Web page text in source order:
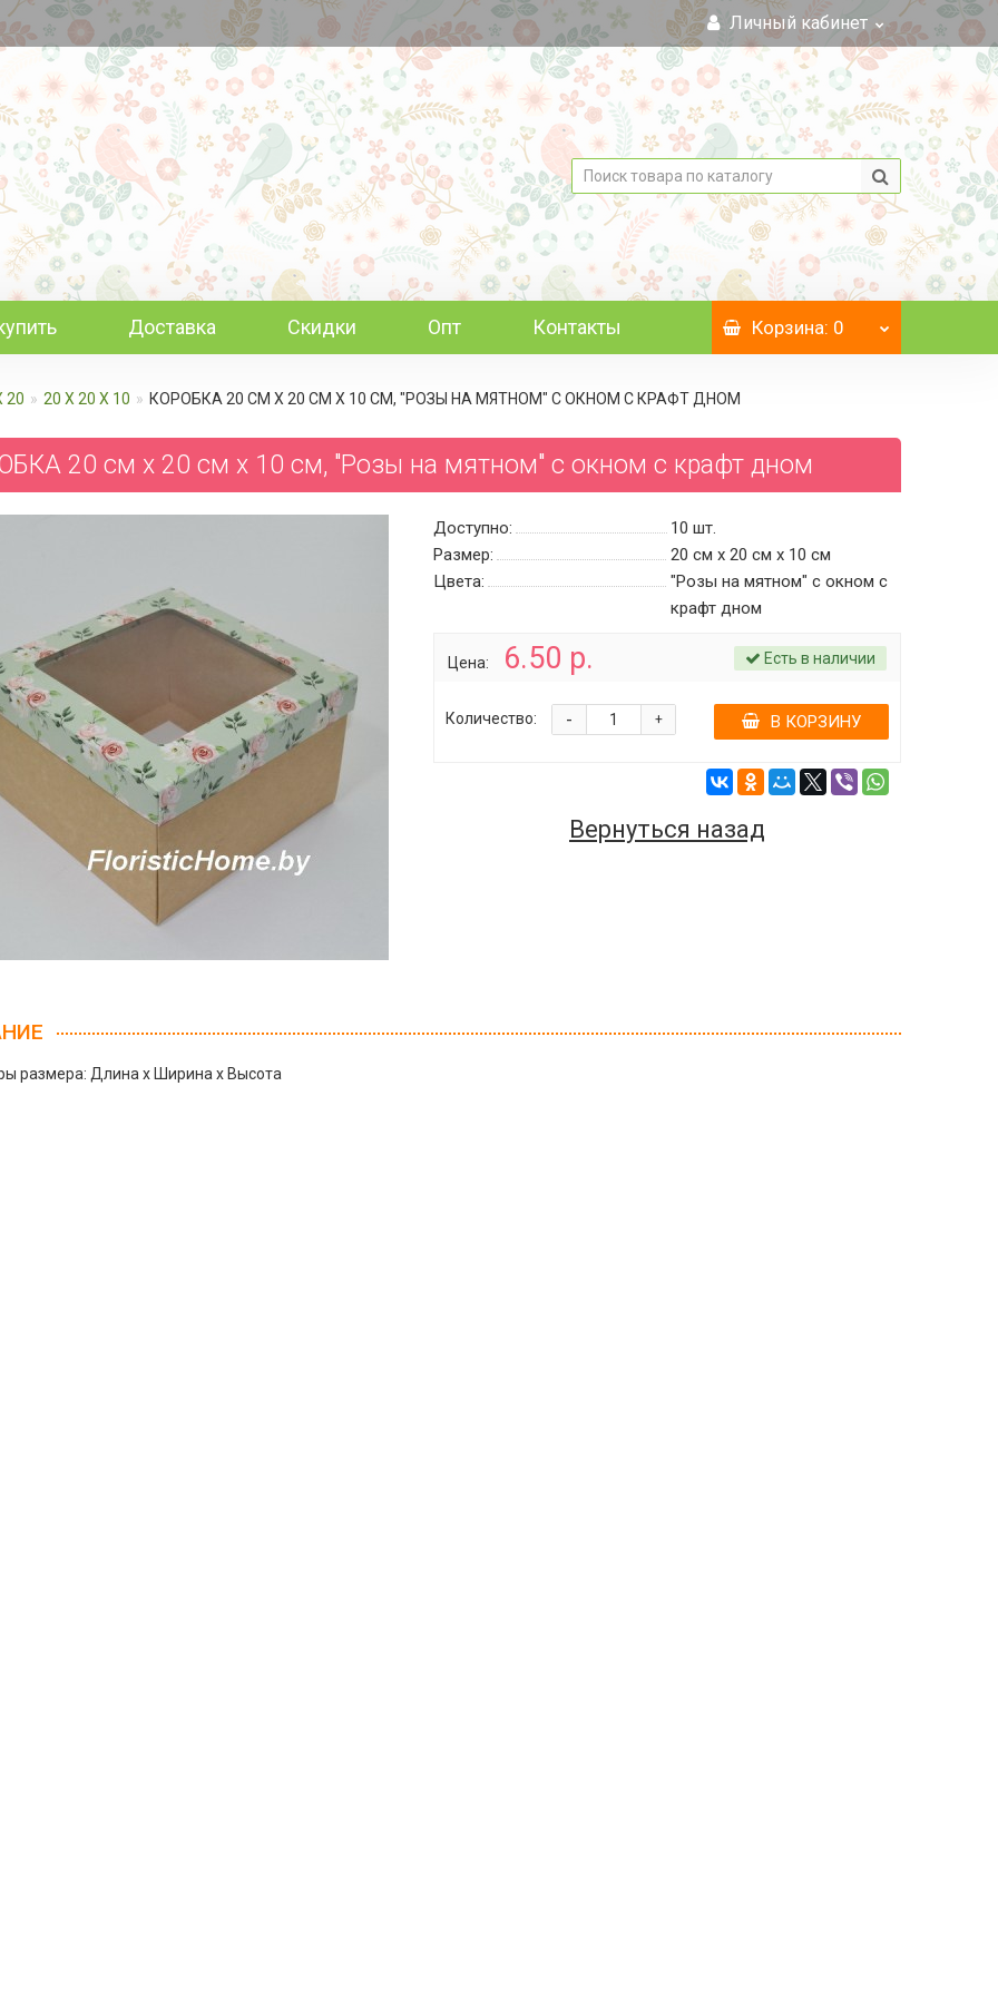
Личный кабинет
Доставка Скидки Опт Контакты Корзина: 0
20 20 Х 20 Х 10 КОРОБКА 20 СМ Х 20 СМ Х 10 СМ, "РОЗЫ НА МЯТНОМ" С ОКНОМ C КРАФТ ДНОМ
20 см х 20 см х 10 см, "Розы на мятном" с окном c крафт дном
Доступно: 10 шт.
Размер:
20 см х 20 см х 10 см
Цвета:
"Розы на мятном" с окном c
крафт дном
Цена: 6.50 р. Есть в наличии
Количество: +
- В КОРЗИНУ
Вернуться назад
размера: Длина х Ширина х Высота